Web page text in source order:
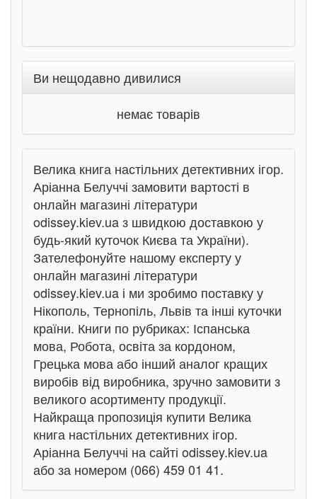
Ви нещодавно дивилися
немає товарів
Велика книга настільних детективних ігор.
Аріанна Белуччі замовити вартості в
онлайн магазині літератури
odissey.kiev.ua з швидкою доставкою у
будь-який куточок Києва та України).
Зателефонуйте нашому експерту у
онлайн магазині літератури
odissey.kiev.ua і ми зробимо поставку у
Нікополь, Тернопіль, Львів та інші куточки
країни. Книги по рубриках: Іспанська
мова, Робота, освіта за кордоном,
Грецька мова або інший аналог кращих
виробів від виробника, зручно замовити з
великого асортименту продукції.
Найкраща пропозиція купити Велика
книга настільних детективних ігор.
Аріанна Белуччі на сайті odissey.kiev.ua
або за номером (066) 459 01 41.